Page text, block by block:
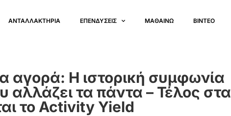
ΑΝΤΑΛΛΑΚΤΗΡΙΑ ΕΠΕΝΔΥΣΕΙΣ ΜΑΘΑΙΝΩ ΒΙΝΤΕΟ
αγορά: Η ιστορική συμφωνία
αλλάζει τα πάντα – Τέλος στα
το Activity Yield